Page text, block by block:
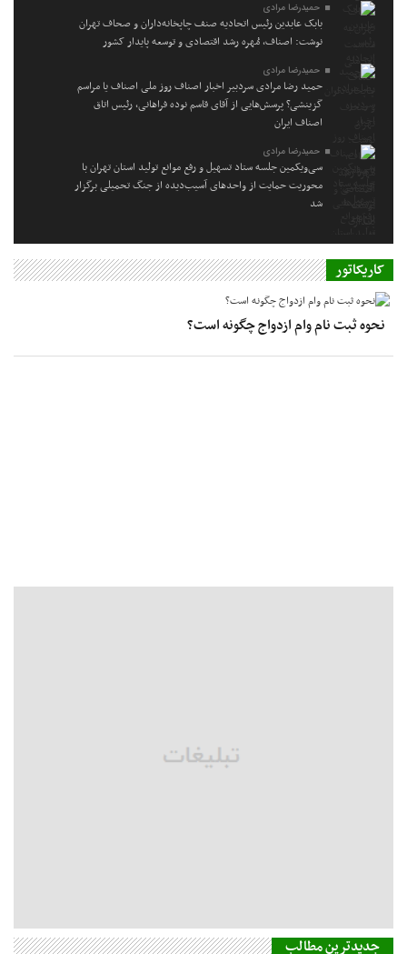
حمیدرضا مرادی
بابک عابدین رئیس اتحادیه صنف چاپخانه‌داران و صحاف تهران
نوشت: اصناف، مُهره رشد اقتصادی و توسعه پایدار کشور
حمیدرضا مرادی
حمید رضا مرادی سردبیر اخبار اصناف روز ملی اصناف یا مراسم
گزینشی؟ پرسش‌هایی از آقای قاسم نوده فراهانی، رئیس اتاق
اصناف ایران
حمیدرضا مرادی
سی‌ویکمین جلسه ستاد تسهیل و رفع موانع تولید استان تهران با
محوریت حمایت از واحدهای آسیب‌دیده از جنگ تحمیلی برگزار
شد
کاریکاتور
نحوه ثبت نام وام ازدواج چگونه است؟
جدیدترین مطالب